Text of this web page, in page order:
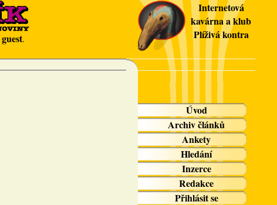
guest.
Internetová
kavárna a klub
Plíživá kontra
Úvod
Archiv článků
Ankety
Hledání
Inzerce
Redakce
Přihlásit se